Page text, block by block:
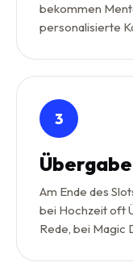
bekommen
personalisierte
3
Am Ende des
bei Hochzeit oft
Rede, bei Magic